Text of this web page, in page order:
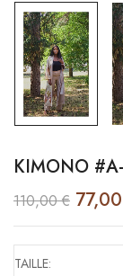
KIMONO
110,00€ 77,00
TAILLE